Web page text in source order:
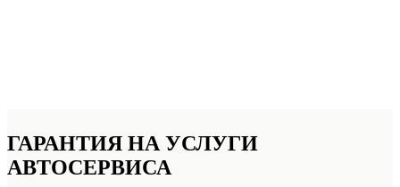
ГАРАНТИЯ НА УСЛУГИ
АВТОСЕРВИСА